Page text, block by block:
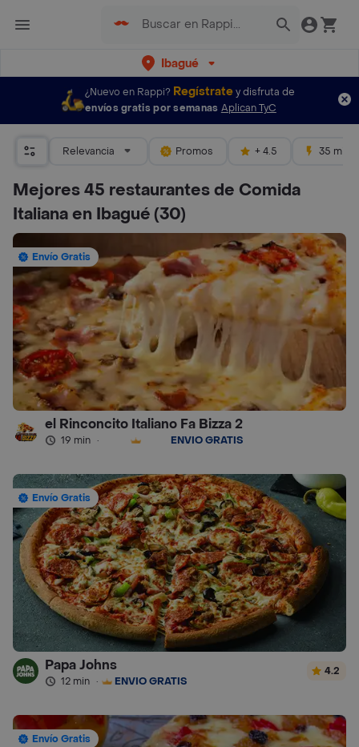
Ibagué
¿Nuevo en Rappi? Regístratey disfruta de
envíos gratis por semanas Aplican TyC
Relevancia Promos + 4.5 35 mins
Mejores 45 restaurantes de Comida
Italiana en Ibagué(30)
Envío Gratis
el Rinconcito Italiano Fa Bizza 2
19 min · ENVÍO GRATIS
Envío Gratis
Papa Johns
12 min · ENVÍO GRATIS
4.2
Envío Gratis